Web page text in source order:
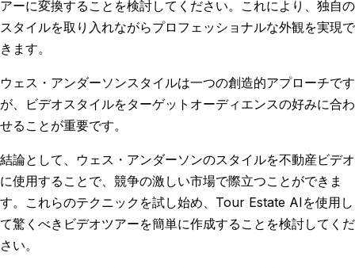
アーに変換することを検討してください。これにより、独自の
スタイルを取り入れながらプロフェッショナルな外観を実現で
きます。
ウェス・アンダーソンスタイルは一つの創造的アプローチです
が、ビデオスタイルをターゲットオーディエンスの好みに合わ
せることが重要です。
結論として、ウェス・アンダーソンのスタイルを不動産ビデオ
に使用することで、競争の激しい市場で際立つことができま
す。これらのテクニックを試し始め、Tour Estate AIを使用し
て驚くべきビデオツアーを簡単に作成することを検討してくだ
さい。